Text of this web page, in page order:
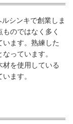
シンキで創業しま
のではなく多く
ます。熟練した
っています。
材を使用している
ます。